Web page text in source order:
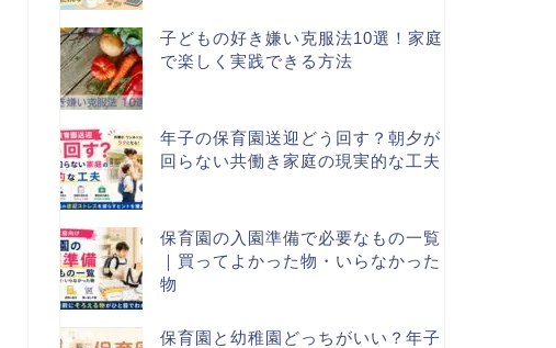
子どもの好き嫌い克服法10選！家庭
で楽しく実践できる方法
年子の保育園送迎どう回す？朝夕が
回らない共働き家庭の現実的な工夫
保育園の入園準備で必要なもの一覧
｜買ってよかった物・いらなかった
物
保育園と幼稚園どっちがいい？年子